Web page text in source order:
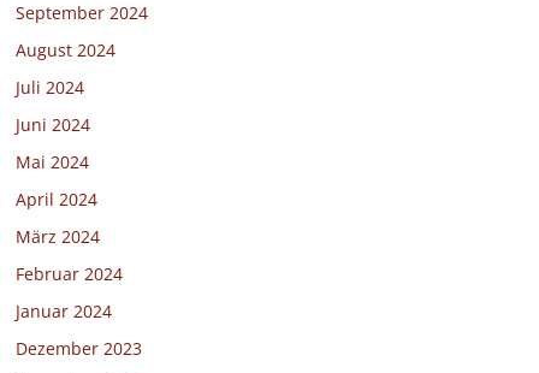
September 2024
August 2024
Juli 2024
Juni 2024
Mai 2024
April 2024
März 2024
Februar 2024
Januar 2024
Dezember 2023